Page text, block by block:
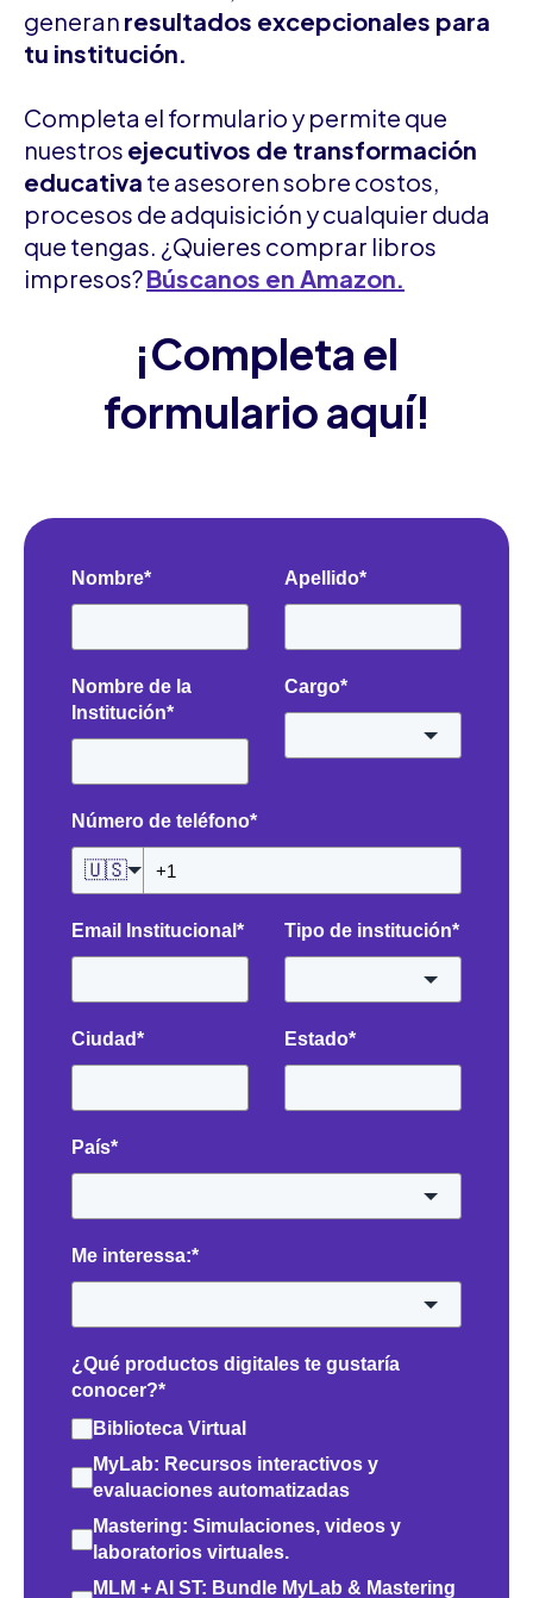
generan resultados excepcionales para
tu institución.
Completa el formulario y permite que
nuestros ejecutivos de transformación
educativa te asesoren sobre costos,
procesos de adquisición y cualquier duda
que tengas. ¿Quieres comprar libros
impresos?Búscanos en Amazon.
¡Completa el
formulario aquí!
Nombre* Apellido*
Nombre de la
Institución*
Cargo*
Número de teléfono*
🇺🇸
Email Institucional * Tipo de institución*
Ciudad* Estado*
País*
Me interessa:*
¿Qué productos digitales te gustaría
conocer?*
Biblioteca Virtual
MyLab: Recursos interactivos y
evaluaciones automatizadas
Mastering: Simulaciones, videos y
laboratorios virtuales.
MLM + AI ST: Bundle MyLab & Mastering